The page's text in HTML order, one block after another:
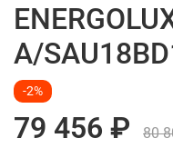
A/
-2%
79 456 ₽ 80